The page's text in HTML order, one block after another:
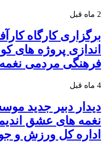
2 ماه قبل
برگزاری کارگاه
اندازی پروژه های
فرهنگی مردمی
4 ماه قبل
دیدار دبیر جدید
نغمه های عشق
اداره کل ورزش و